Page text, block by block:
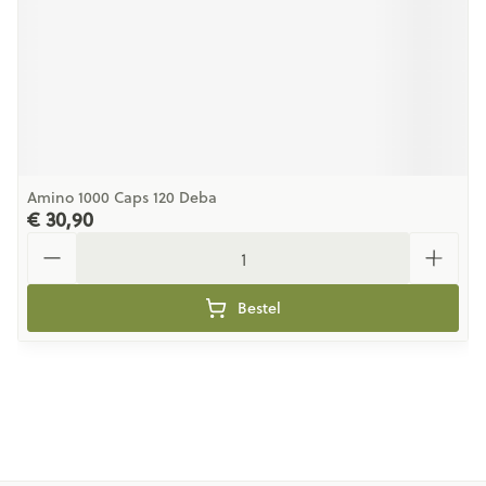
Amino 1000 Caps 120 Deba
€ 30,90
Bestel